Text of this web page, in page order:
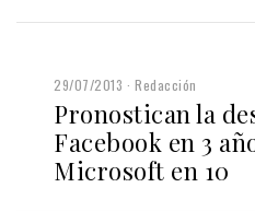
29/07/2013 Redacción
Pronostican la
Facebook en 3
Microsoft en 10